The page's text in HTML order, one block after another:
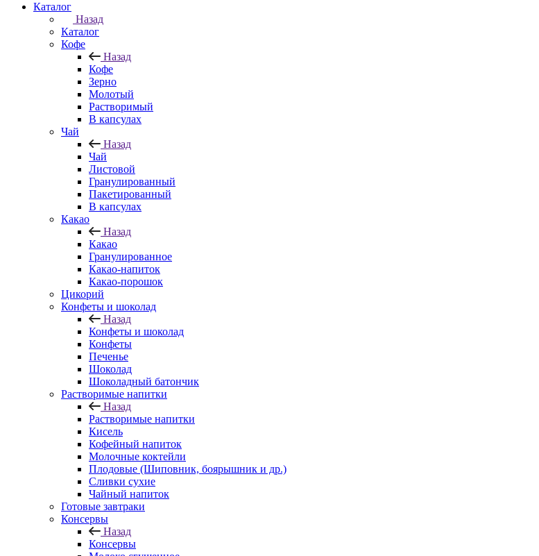
Каталог
Назад
Каталог
Кофе
Назад
Кофе
Зерно
Молотый
Растворимый
В капсулах
Чай
Назад
Чай
Листовой
Гранулированный
Пакетированный
В капсулах
Какао
Назад
Какао
Гранулированное
Какао-напиток
Какао-порошок
Цикорий
Конфеты и шоколад
Назад
Конфеты и шоколад
Конфеты
Печенье
Шоколад
Шоколадный батончик
Растворимые напитки
Назад
Растворимые напитки
Кисель
Кофейный напиток
Молочные коктейли
Плодовые (Шиповник, боярышник и др.)
Сливки сухие
Чайный напиток
Готовые завтраки
Консервы
Назад
Консервы